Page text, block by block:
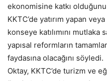
ekonomisine katkı
KKTC’de yatırım yapan
konseye katılımını mutlaka
yapısal reformların
faydasına olacağını söyledi.
Oktay, KKTC’de turizm ve